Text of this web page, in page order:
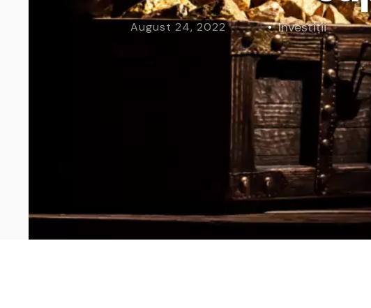
Curs Momentum
Curs Swing Trading
Curs Day Trading
Curs Algo Trading
Curs Growth Stocks
Curs Value Investing DCF
Tool Strategia AS
Tool Calendar
Tool Backtesting
Tool Momentum
August 24, 2022 Investiții